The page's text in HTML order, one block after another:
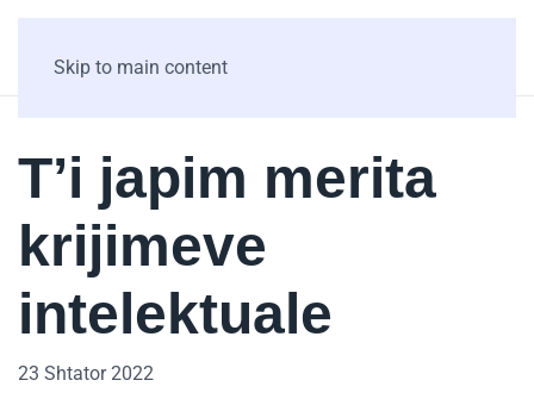
Skip to main content
T’i japim merita
krijimeve
intelektuale
23 Shtator 2022